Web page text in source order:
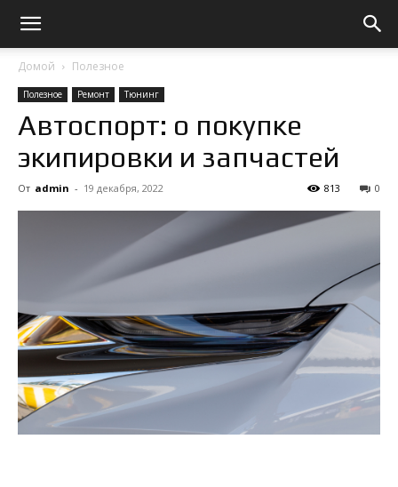
Домой Полезное
Полезное Ремонт Тюнинг
Автоспорт: о покупке
экипировки и запчастей
От admin - 19 декабря, 2022 0
813